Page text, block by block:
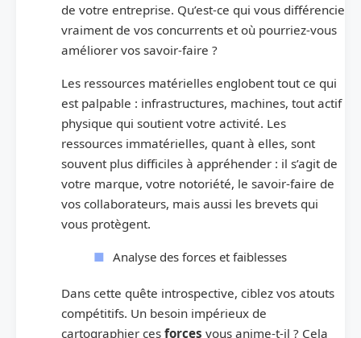
de votre entreprise. Qu’est-ce qui vous différencie
vraiment de vos concurrents et où pourriez-vous
améliorer vos savoir-faire ?
Les ressources matérielles englobent tout ce qui
est palpable : infrastructures, machines, tout actif
physique qui soutient votre activité. Les
ressources immatérielles, quant à elles, sont
souvent plus difficiles à appréhender : il s’agit de
votre marque, votre notoriété, le savoir-faire de
vos collaborateurs, mais aussi les brevets qui
vous protègent.
Analyse des forces et faiblesses
Dans cette quête introspective, ciblez vos atouts
compétitifs. Un besoin impérieux de
cartographier ces forces vous anime-t-il ? Cela